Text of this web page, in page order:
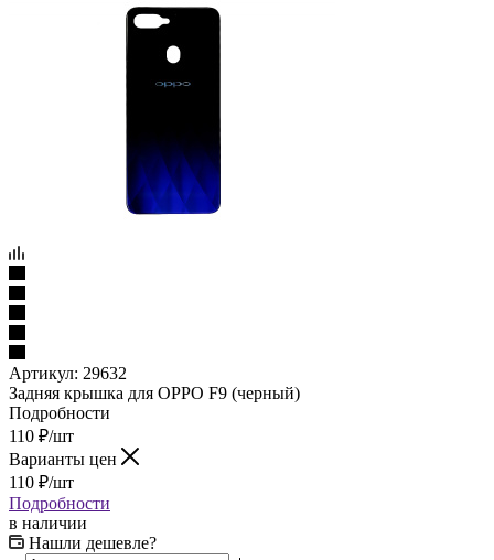
Артикул: 29632
Задняя крышка для OPPO F9 (черный)
Подробности
110 ₽/шт
Варианты цен
110 ₽/шт
Подробности
в наличии
Нашли дешевле?